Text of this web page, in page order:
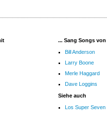
... Sang Songs von
Bill Anderson
Larry Boone
Merle Haggard
Dave Loggins
Siehe auch
Los Super Seven